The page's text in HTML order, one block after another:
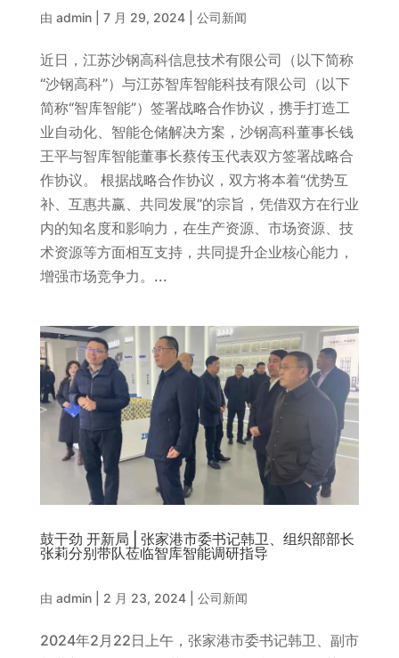
由 admin| 7 月 29, 2024| 公司新闻
近日，江苏沙钢高科信息技术有限公司（以下简称
“沙钢高科”）与江苏智库智能科技有限公司（以下
简称“智库智能”）签署战略合作协议，携手打造工
业自动化、智能仓储解决方案，沙钢高科董事长钱
王平与智库智能董事长蔡传玉代表双方签署战略合
作协议。 根据战略合作协议，双方将本着“优势互
补、互惠共赢、共同发展”的宗旨，凭借双方在行业
内的知名度和影响力，在生产资源、市场资源、技
术资源等方面相互支持，共同提升企业核心能力，
增强市场竞争力。...
鼓干劲 开新局 | 张家港市委书记韩卫、组织部部长
张莉分别带队莅临智库智能调研指导
由 admin| 2 月 23, 2024| 公司新闻
2024年2月22日上午，张家港市委书记韩卫、副市